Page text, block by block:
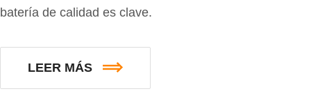
batería de calidad es clave.
LEER MÁS